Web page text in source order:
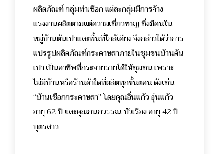
ผลิตภัณฑ์ กลุ่มทำเชือก แต่ละกลุ่มมีการจ้าง
แรงงานผลิตตามแต่ความเชี่ยวชาญ ซึ่งมีคนใน
หมู่บ้านต้นเปาและพื้นที่ใกล้เคียง จึงกล่าวได้ว่าการ
แปรรูปผลิตภัณฑ์กระดาษสาภายในชุมชนบ้านต้น
เปา เป็นอาชีพที่กระจายรายได้ให้ชุมชน เพราะ
ไม่มีบ้านหรือร้านค้าใดที่ผลิตทุกขั้นตอน ดังเช่น
“บ้านเชือกกระดาษสา” โดยคุณอิ่นแก้ว อุ่นแก้ว
อายุ 62 ปี และคุณกนกวรรณ บัวเรือง อายุ 42 ปี
บุตรสาว